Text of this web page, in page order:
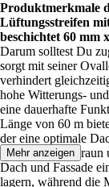
Produktmerkmale
Lüftungsstreifen
beschichtet 60 mm
Darum solltest Du
sorgt mit seiner
verhindert
hohe Witterungs-
eine dauerhafte
Länge von 60 m
der eine optimale
Oberfläche in
Dach und Fassade
lagern, während die
Mehr anzeigen